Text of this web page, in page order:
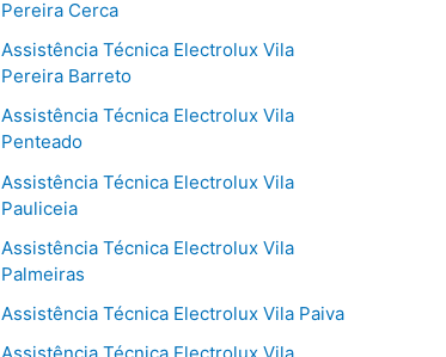
Pereira Cerca
Assistência Técnica Electrolux Vila
Pereira Barreto
Assistência Técnica Electrolux Vila
Penteado
Assistência Técnica Electrolux Vila
Pauliceia
Assistência Técnica Electrolux Vila
Palmeiras
Assistência Técnica Electrolux Vila Paiva